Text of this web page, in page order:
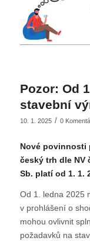
Pozor: Od
stavební
10. 1. 2025 / 0
Nové povinnosti
český trh dle NV
Sb. platí od 1. 1.
Od 1. ledna 2025
v prohlášení o
mohou ovlivnit
požadavků na